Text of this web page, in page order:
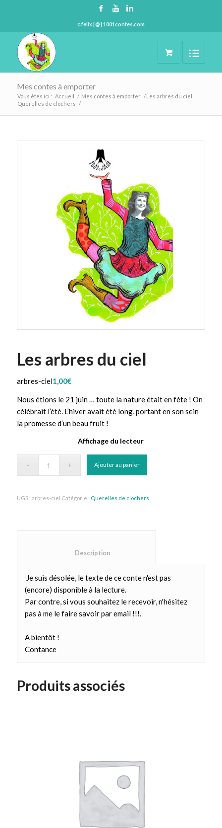
c.felix [@] 1001contes.com
Mes contes à emporter
Vous êtes ici : Accueil / Mes contes à emporter /
Querelles de clochers /
Les arbres du ciel
Les arbres du ciel
arbres-ciel1,00€
Nous étions le 21 juin … toute la nature était en féte ! On
célébrait l’été. L’hiver avait été long, portant en son sein
la promesse d’un beau fruit !
Affichage du lecteur
Ajouter au panier
UGS : arbres-ciel Catégorie : Querelles de clochers
						Description
Je suis désolée, le texte de ce conte n'est pas
(encore) disponible à la lecture.
Par contre, si vous souhaitez le recevoir, n'hésitez
pas à me le faire savoir par email !!!.
A bientôt !
Contance
Produits associés